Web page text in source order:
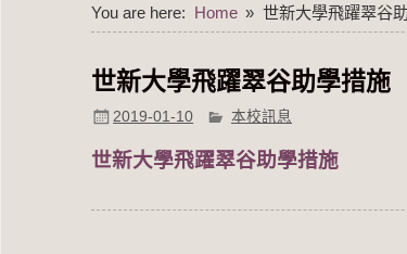
You are here: Home 世新大學飛躍翠谷
世新大學飛躍翠谷助學措施
2019-01-10 本校訊息
世新大學飛躍翠谷助學措施